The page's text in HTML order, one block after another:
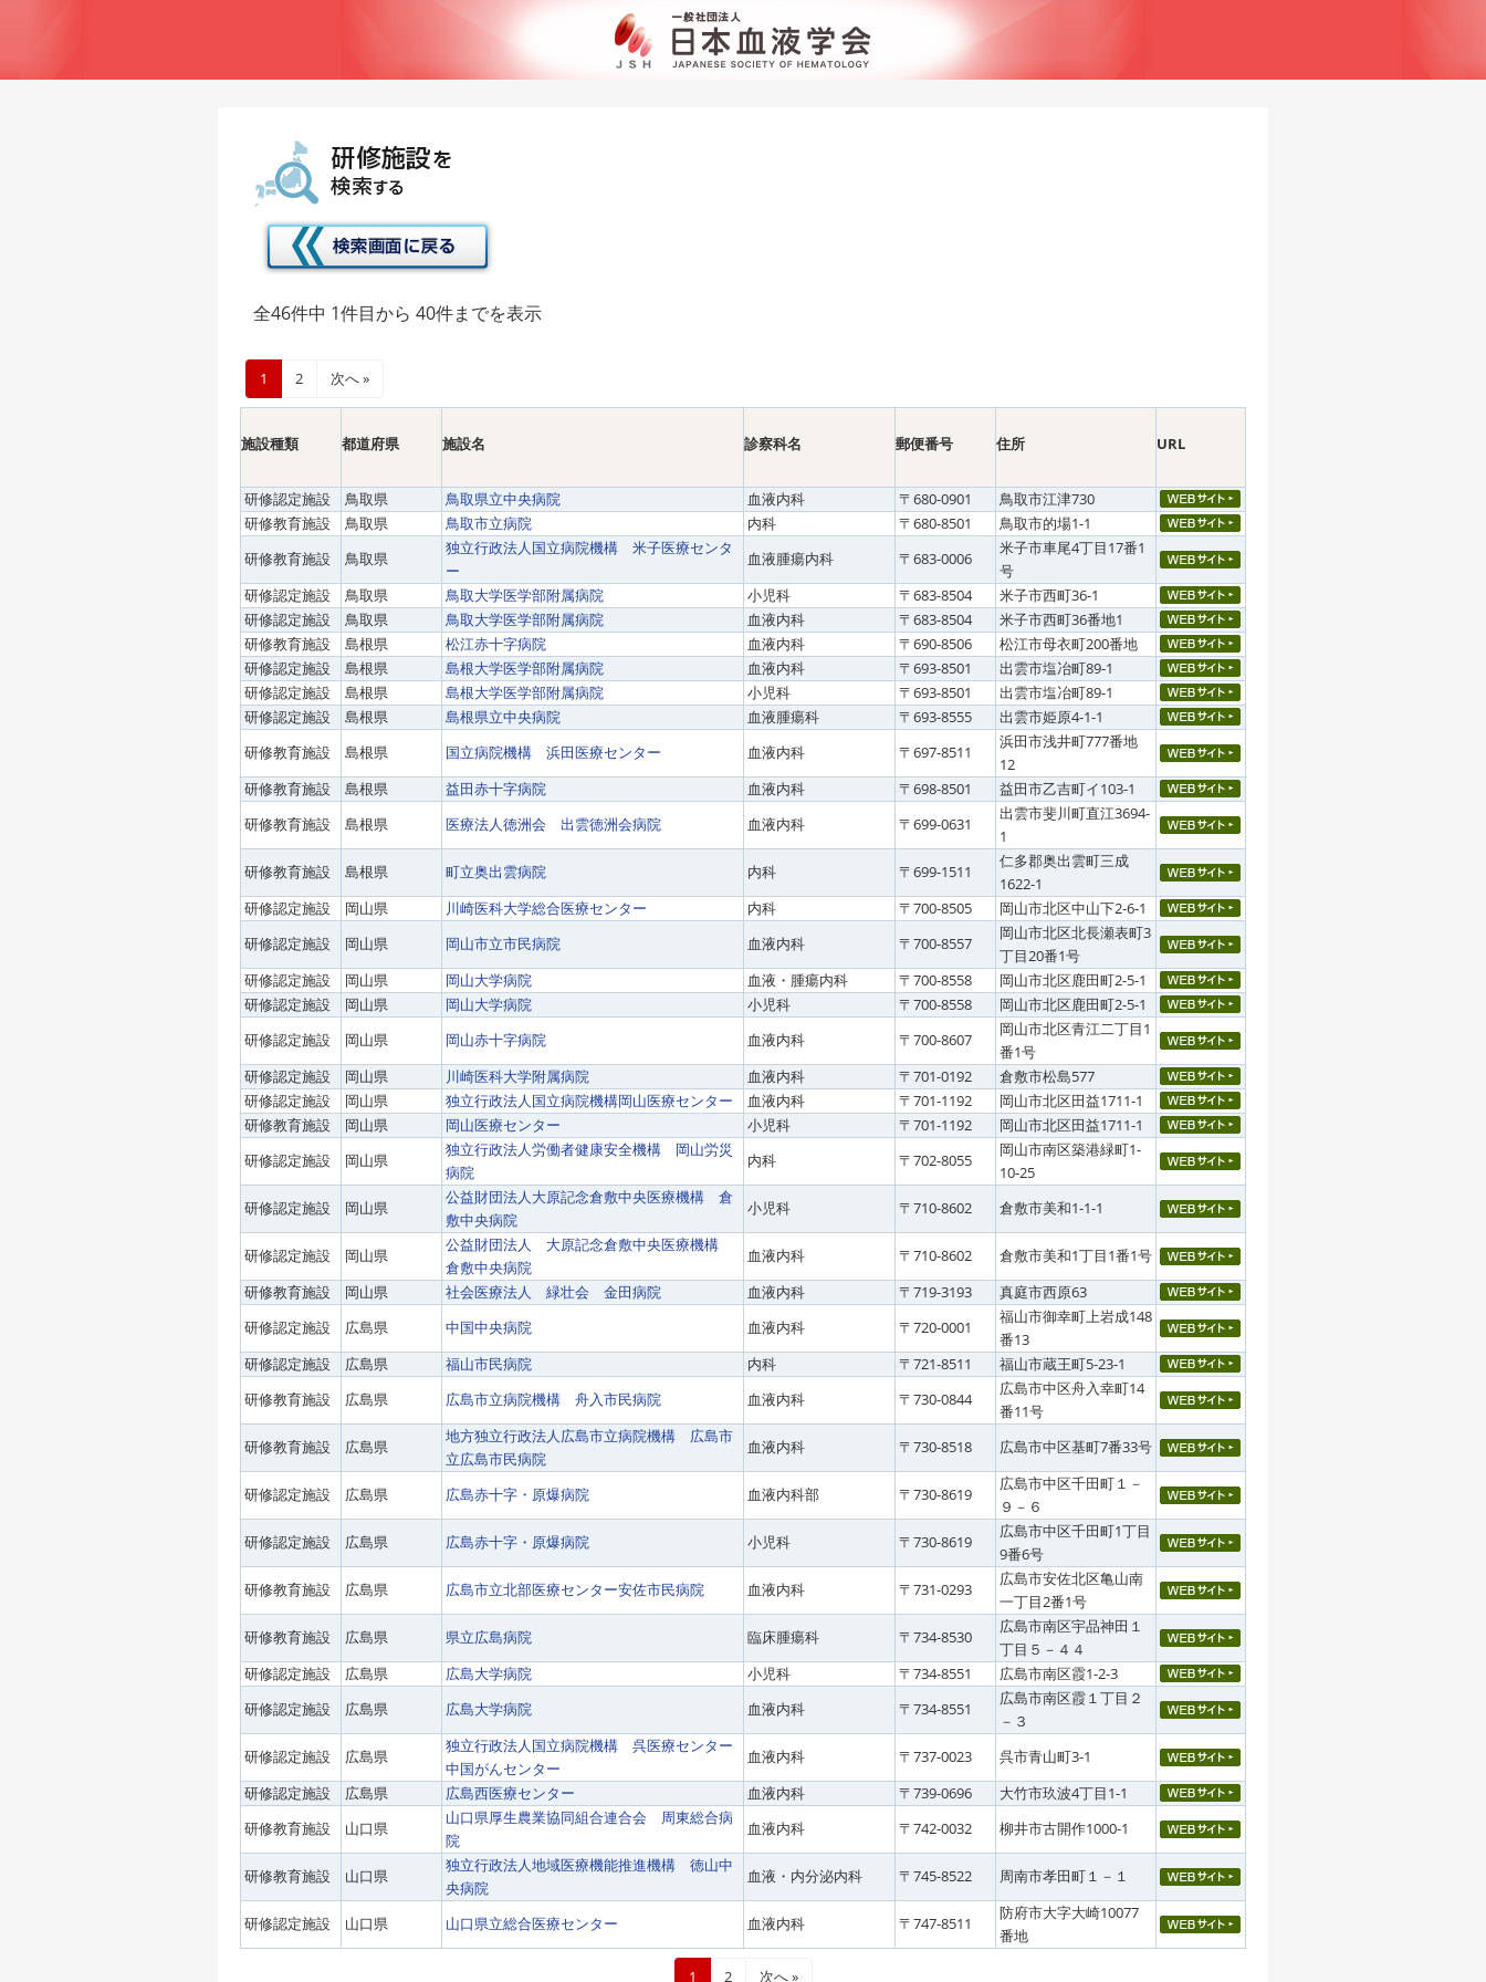
全46件中 1件目から 40件までを表示
1 2 次へ »
施設種類 都道府県 施設名 診察科名 郵便番号 住所 URL
研修認定施設 鳥取県 鳥取県立中央病院 血液内科 〒680-0901
鳥取市江津730
研修教育施設
鳥取県 鳥取市立病院 内科 〒680-8501
鳥取市的場1-1
研修教育施設
鳥取県
独立行政法人国立病院機構 米子医療センタ
ー
血液腫瘍内科 〒683-0006
米子市車尾4丁目17番1
号
研修認定施設
鳥取県 鳥取大学医学部附属病院 小児科 〒683-8504
米子市西町36-1
研修認定施設
鳥取県 鳥取大学医学部附属病院 血液内科 〒683-8504
米子市西町36番地1
研修教育施設
島根県 松江赤十字病院 血液内科 〒690-8506
松江市母衣町200番地
研修認定施設
島根県 島根大学医学部附属病院 血液内科 〒693-8501
出雲市塩冶町89-1
研修認定施設
島根県 島根大学医学部附属病院 小児科 〒693-8501
出雲市塩冶町89-1
研修認定施設
島根県 島根県立中央病院 血液腫瘍科 〒693-8555
出雲市姫原4-1-1
研修教育施設
島根県 国立病院機構 浜田医療センター 血液内科 〒697-8511
浜田市浅井町777番地
12
研修教育施設
島根県 益田赤十字病院 血液内科 〒698-8501
益田市乙吉町イ103-1
研修教育施設
島根県 医療法人徳洲会 出雲徳洲会病院 血液内科 〒699-0631
出雲市斐川町直江3694-
1
研修教育施設
島根県 町立奥出雲病院 内科 〒699-1511
仁多郡奥出雲町三成
1622-1
研修認定施設
岡山県 川崎医科大学総合医療センター 内科 〒700-8505
岡山市北区中山下2-6-1
研修認定施設
岡山県 岡山市立市民病院 血液内科 〒700-8557
岡山市北区北長瀬表町3
丁目20番1号
研修認定施設
岡山県 岡山大学病院 血液・腫瘍内科 〒700-8558
岡山市北区鹿田町2-5-1
研修認定施設
岡山県 岡山大学病院 小児科 〒700-8558
岡山市北区鹿田町2-5-1
研修認定施設
岡山県 岡山赤十字病院 血液内科 〒700-8607
岡山市北区青江二丁目1
番1号
研修認定施設
岡山県 川崎医科大学附属病院 血液内科 〒701-0192
倉敷市松島577
研修認定施設
岡山県 独立行政法人国立病院機構岡山医療センター 血液内科 〒701-1192
岡山市北区田益1711-1
研修教育施設
岡山県 岡山医療センター 小児科 〒701-1192
岡山市北区田益1711-1
研修認定施設
岡山県
独立行政法人労働者健康安全機構 岡山労災
病院
内科 〒702-8055
岡山市南区築港緑町1-
10-25
研修認定施設
岡山県
公益財団法人大原記念倉敷中央医療機構 倉
敷中央病院
小児科 〒710-8602 倉敷市美和1-1-1
研修認定施設 岡山県
公益財団法人 大原記念倉敷中央医療機構
倉敷中央病院
血液内科 〒710-8602
倉敷市美和1丁目1番1号
研修教育施設
岡山県 社会医療法人 緑壮会 金田病院 血液内科 〒719-3193
真庭市西原63
研修認定施設
広島県 中国中央病院 血液内科 〒720-0001
福山市御幸町上岩成148
番13
研修認定施設
広島県 福山市民病院 内科 〒721-8511
福山市蔵王町5-23-1
研修教育施設
広島県 広島市立病院機構 舟入市民病院 血液内科 〒730-0844
広島市中区舟入幸町14
番11号
研修教育施設
広島県
地方独立行政法人広島市立病院機構 広島市
立広島市民病院
血液内科 〒730-8518 広島市中区基町7番33号
研修認定施設 広島県 広島赤十字・原爆病院 血液内科部 〒730-8619
広島市中区千田町１－
９－６
研修認定施設
広島県 広島赤十字・原爆病院 小児科 〒730-8619
広島市中区千田町1丁目
9番6号
研修教育施設
広島県 広島市立北部医療センター安佐市民病院 血液内科 〒731-0293
広島市安佐北区亀山南
一丁目2番1号
研修教育施設
広島県 県立広島病院 臨床腫瘍科 〒734-8530
広島市南区宇品神田１
丁目５－４４
研修認定施設
広島県 広島大学病院 小児科 〒734-8551
広島市南区霞1-2-3
研修認定施設
広島県 広島大学病院 血液内科 〒734-8551
広島市南区霞１丁目２
－３
研修認定施設
広島県
独立行政法人国立病院機構 呉医療センター
中国がんセンター
血液内科 〒737-0023
呉市青山町3-1
研修認定施設
広島県 広島西医療センター 血液内科 〒739-0696
大竹市玖波4丁目1-1
研修教育施設
山口県
山口県厚生農業協同組合連合会 周東総合病
院
血液内科 〒742-0032 柳井市古開作1000-1
研修教育施設 山口県
独立行政法人地域医療機能推進機構 徳山中
央病院
血液・内分泌内科 〒745-8522 周南市孝田町１－１
研修認定施設 山口県 山口県立総合医療センター 血液内科 〒747-8511
防府市大字大崎10077
番地
1 2 次へ »